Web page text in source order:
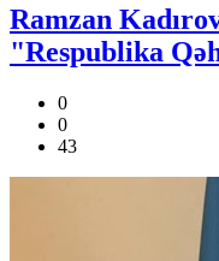
Ramzan
"Respublika
0
0
43